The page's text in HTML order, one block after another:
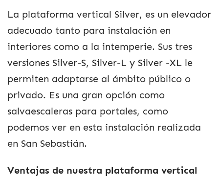
La plataforma vertical Silver, es un elevador
adecuado tanto para instalación en
interiores como a la intemperie. Sus tres
versiones Silver-S, Silver-L y Silver -XL le
permiten adaptarse al ámbito público o
privado. Es una gran opción como
salvaescaleras para portales, como
podemos ver en esta instalación realizada
en San Sebastián.
Ventajas de nuestra plataforma vertical